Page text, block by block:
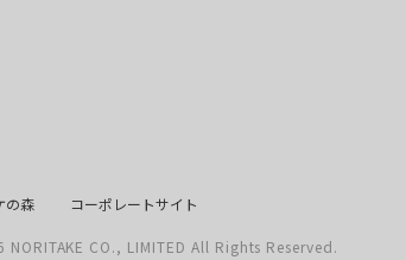
の森 コーポレートサイト
NORITAKE CO., LIMITED All Rights Reserved.